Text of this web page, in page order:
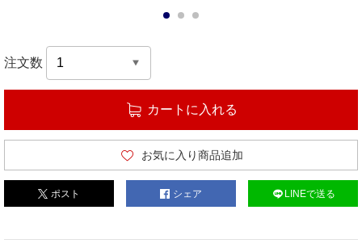
注文数
カートに入れる
お気に入り商品追加
ポスト シェア LINEで送る